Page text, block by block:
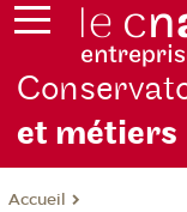
et métiers
Accueil